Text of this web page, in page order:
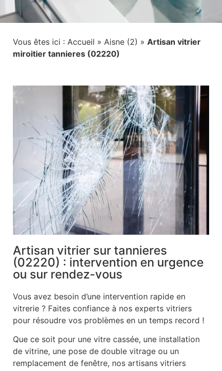
Vous êtes ici : Accueil » Aisne (2) » Artisan vitrier
miroitier tannieres (02220)
Artisan vitrier sur tannieres
(02220) : intervention en urgence
ou sur rendez-vous
Vous avez besoin d’une intervention rapide en
vitrerie ? Faites confiance à nos experts vitriers
pour résoudre vos problèmes en un temps record !
Que ce soit pour une vitre cassée, une installation
de vitrine, une pose de double vitrage ou un
remplacement de fenêtre, nos artisans vitriers